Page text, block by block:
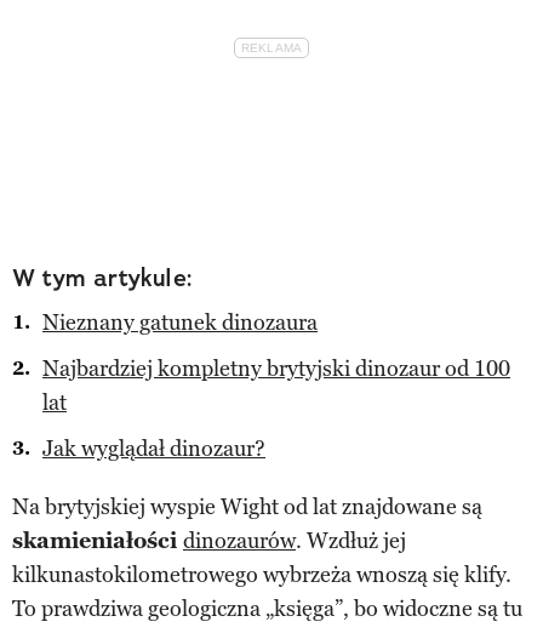
W tym artykule:
Nieznany gatunek dinozaura
Najbardziej kompletny brytyjski dinozaur od 100
lat
Jak wyglądał dinozaur?
Na brytyjskiej wyspie Wight od lat znajdowane są
skamieniałości dinozaurów. Wzdłuż jej
kilkunastokilometrowego wybrzeża wnoszą się klify.
To prawdziwa geologiczna „księga”, bo widoczne są tu